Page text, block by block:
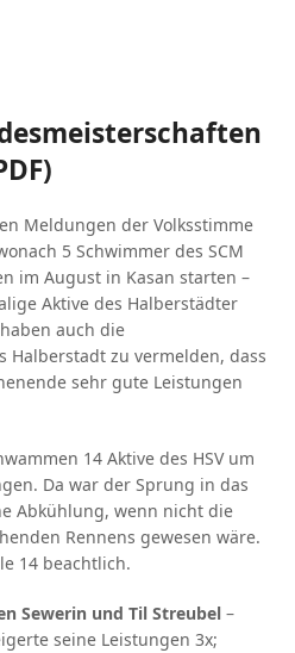
Meldungen der Volksstimme
5 Schwimmer des SCM
im August in Kasan starten –
Aktive des Halberstädter
auch die
Halberstadt zu vermelden, dass
sehr gute Leistungen
14 Aktive des HSV um
Da war der Sprung in das
Abkühlung, wenn nicht die
Rennens gewesen wäre.
14 beachtlich.
Sewerin und Til Streubel –
seine Leistungen 3x;